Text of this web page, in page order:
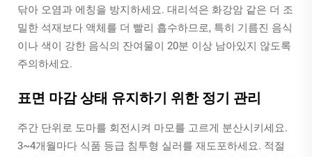
닦아 오염과 에칭을 방지하세요. 대리석은 화강암 같은 더 조
밀한 석재보다 액체를 더 빨리 흡수하므로, 특히 기름진 음식
이나 색이 강한 음식의 잔여물이 20분 이상 남아있지 않도록
주의하세요.
표면 마감 상태 유지하기 위한 정기 관리
주간 단위로 도마를 회전시켜 마모를 고르게 분산시키세요.
3~4개월마다 식품 등급 침투형 실러를 재도포하세요. 적절